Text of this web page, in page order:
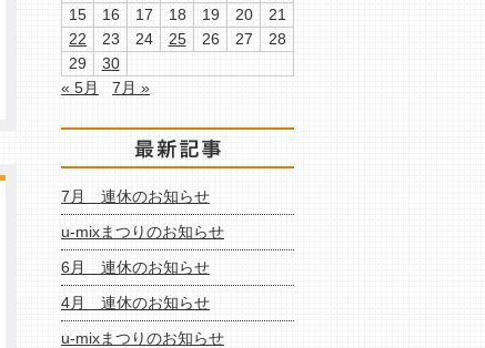
15
16 17 18 19 20
21
22
23 24 25 26 27
28
29
30
« 5月
7月 »
7月 連休のお知らせ
u-mixまつりのお知らせ
6月 連休のお知らせ
4月 連休のお知らせ
u-mixまつりのお知らせ